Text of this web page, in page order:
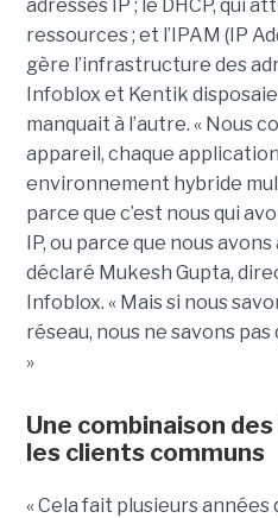
adresses IP ; le DHCP, qui
ressources ; et l’IPAM (IP
gère l’infrastructure des
Infoblox et Kentik
manquait à l’autre. « Nous
appareil, chaque
environnement hybride
parce que c’est nous qui
IP, ou parce que nous avons
déclaré Mukesh Gupta,
Infoblox. « Mais si nous
réseau, nous ne savons
»
Une combinaison
les clients communs
« Cela fait plusieurs années